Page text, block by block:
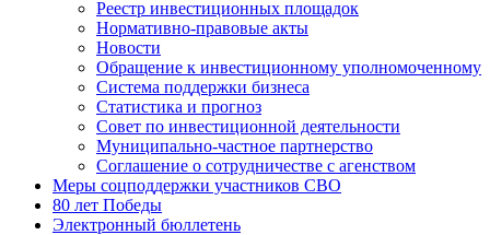
Реестр инвестиционных площадок
Нормативно-правовые акты
Новости
Обращение к инвестиционному уполномоченному
Система поддержки бизнеса
Статистика и прогноз
Совет по инвестиционной деятельности
Муниципально-частное партнерство
Соглашение о сотрудничестве с агенством
Меры соцподдержки участников СВО
80 лет Победы
Электронный бюллетень